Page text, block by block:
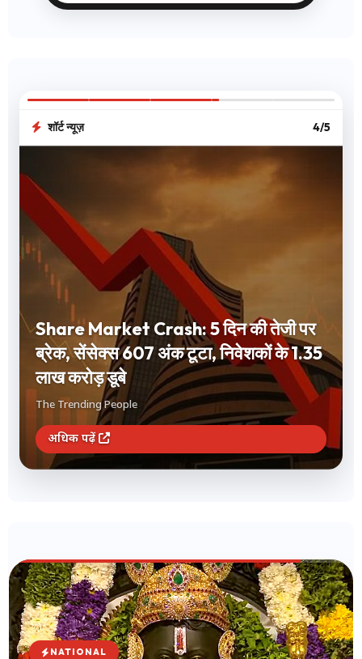
शॉर्ट न्यूज़ 4/5
Share Market Crash: 5 दिन की तेजी पर
ब्रेक, सेंसेक्स 607 अंक टूटा, निवेशकों के 1.35
लाख करोड़ डूबे
The Trending People
अधिक पढ़ें
NATIONAL